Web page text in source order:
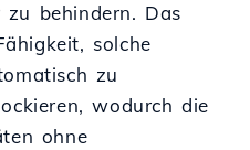
behindern. Das
solche
zu
wodurch die
ohne